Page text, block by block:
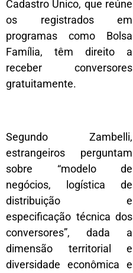
Cadastro Único, que reúne
os registrados em
programas como Bolsa
Família, têm direito a
receber conversores
gratuitamente.
Segundo Zambelli,
estrangeiros perguntam
sobre “modelo de
negócios, logística de
distribuição e
especificação técnica dos
conversores”, dada a
dimensão territorial e
diversidade econômica e